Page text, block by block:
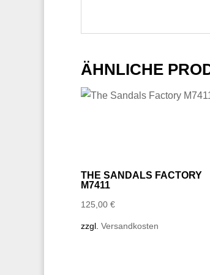
ÄHNLICHE
THE SANDALS FACTORY
M7411
125,00 €
zzgl. Versandkosten